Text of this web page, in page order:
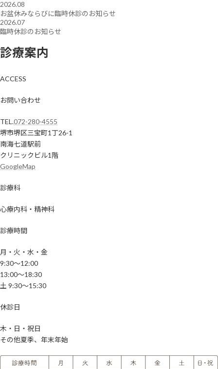
2026.08
お盆休みならびに臨時休診のお知らせ
2026.07
臨時休診のお知らせ
診療案内
ACCESS
お問い合わせ
TEL.072-280-4555
堺市堺区三宝町1丁26-1
南海七道駅前
クリニックビル1階
GoogleMap
診療科
心療内科・精神科
診療時間
月・火・水・金
9:30～12:00
13:00～18:30
土 9:30～15:30
休診日
木・日・祝日
その他夏季、年末年始